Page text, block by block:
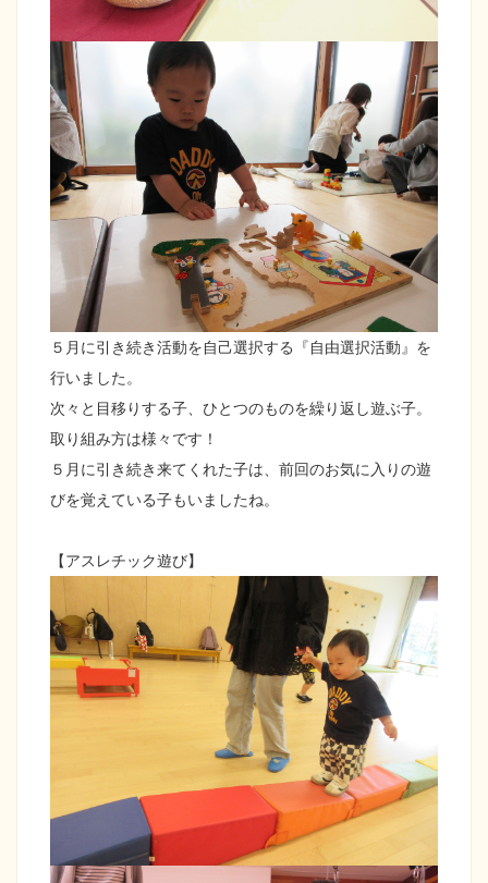
５月に引き続き活動を自己選択する『自由選択活動』を
行いました。
次々と目移りする子、ひとつのものを繰り返し遊ぶ子。
取り組み方は様々です！
５月に引き続き来てくれた子は、前回のお気に入りの遊
びを覚えている子もいましたね。
【アスレチック遊び】